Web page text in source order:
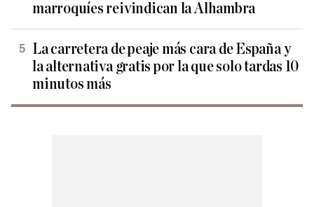
marroquíes reivindican la Alhambra
La carretera de peaje más cara de España y
la alternativa gratis por la que solo tardas 10
minutos más